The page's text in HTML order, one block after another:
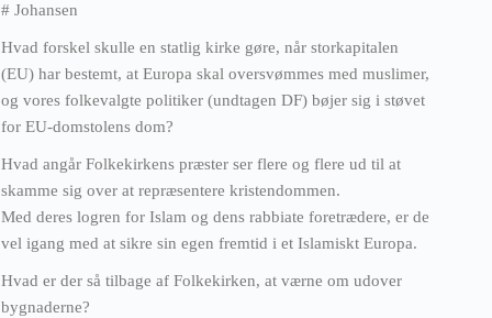
# Johansen
Hvad forskel skulle en statlig kirke gøre, når storkapitalen
(EU) har bestemt, at Europa skal oversvømmes med muslimer,
og vores folkevalgte politiker (undtagen DF) bøjer sig i støvet
for EU-domstolens dom?
Hvad angår Folkekirkens præster ser flere og flere ud til at
skamme sig over at repræsentere kristendommen.
Med deres logren for Islam og dens rabbiate foretrædere, er de
vel igang med at sikre sin egen fremtid i et Islamiskt Europa.
Hvad er der så tilbage af Folkekirken, at værne om udover
bygnaderne?